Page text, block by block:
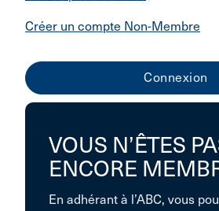
Créer un compte Non-Membre
VOUS N’ÊTES
ENCORE
En adhérant à l’ABC, vous